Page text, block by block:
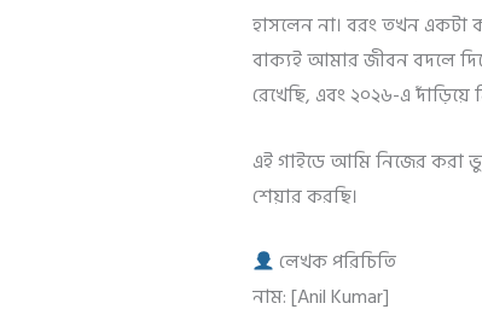
হাসলেন না। বরং তখন
বাক্যই আমার জীবন বদলে
রেখেছি, এবং ২০২৬-এ দাঁড়িয়ে
এই গাইডে আমি নিজের করা
শেয়ার করছি।
লেখক পরিচিতি
নাম: [Anil Kumar]